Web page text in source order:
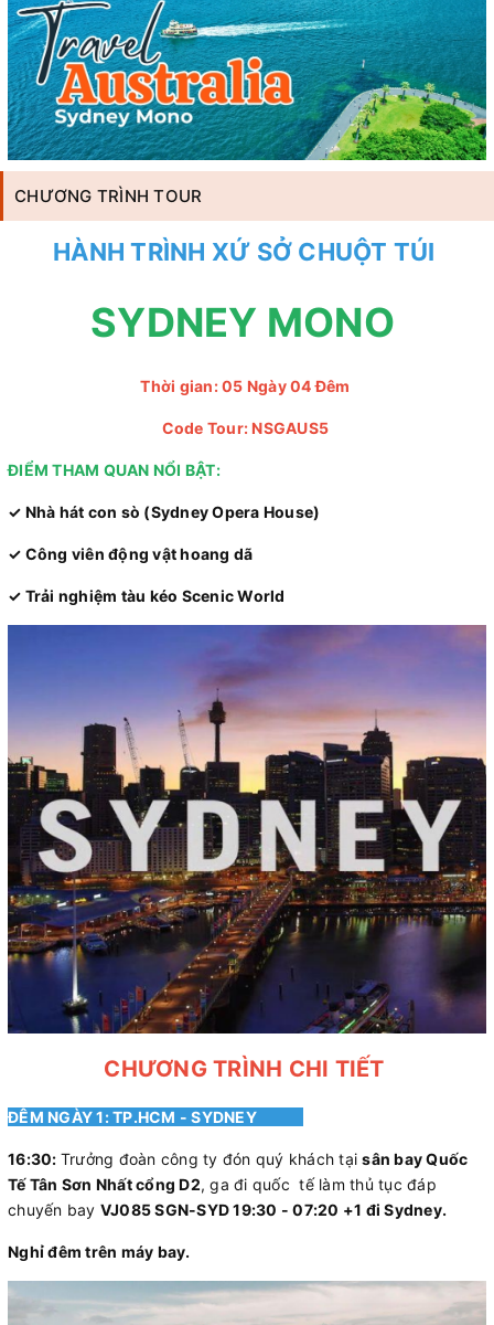
CHƯƠNG TRÌNH TOUR
HÀNH TRÌNH XỨ SỞ CHUỘT TÚI
SYDNEY MONO
Thời gian: 05 Ngày 04 Đêm
Code Tour: NSGAUS5
ĐIỂM THAM QUAN NỔI BẬT:
✓ Nhà hát con sò (Sydney Opera House)
✓ Công viên động vật hoang dã
✓ Trải nghiệm tàu kéo Scenic World
CHƯƠNG TRÌNH CHI TIẾT
ĐÊM NGÀY 1: TP.HCM - SYDNEY
16:30: Trưởng đoàn công ty đón quý khách tạisân bay Quốc
Tế Tân Sơn Nhất cổng D2, ga đi quốc tế làm thủ tục đáp
chuyến bay VJ085 SGN-SYD 19:30 - 07:20 +1 đi Sydney.
Nghỉ đêm trên máy bay.